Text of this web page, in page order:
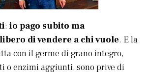
: io pago subito ma
di vendere a chi vuole. E la
con il germe di grano integro,
o enzimi aggiunti, sono prive di